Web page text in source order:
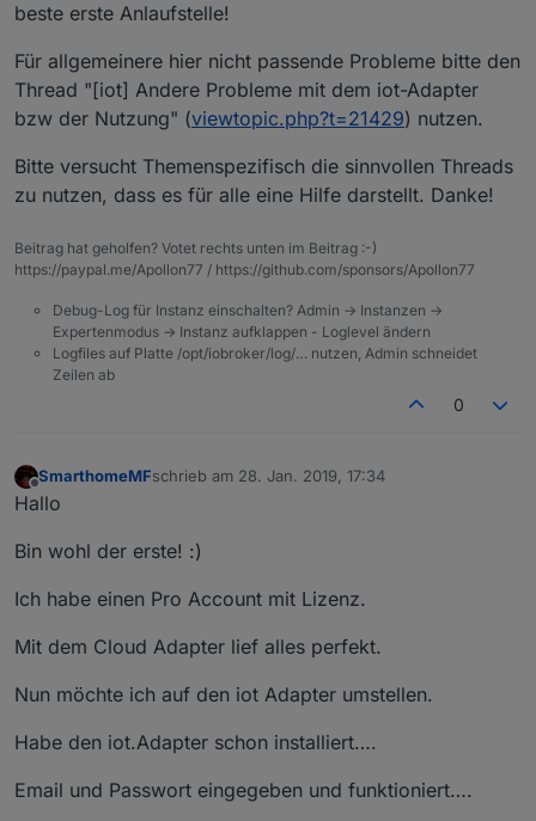
beste erste Anlaufstelle!
Für allgemeinere hier nicht passende Probleme bitte den
Thread "[iot] Andere Probleme mit dem iot-Adapter
bzw der Nutzung" (viewtopic.php?t=21429) nutzen.
Bitte versucht Themenspezifisch die sinnvollen Threads
zu nutzen, dass es für alle eine Hilfe darstellt. Danke!
Beitrag hat geholfen? Votet rechts unten im Beitrag :-)
https://paypal.me/Apollon77 / https://github.com/sponsors/Apollon77
Debug-Log für Instanz einschalten? Admin -> Instanzen ->
Expertenmodus -> Instanz aufklappen - Loglevel ändern
Logfiles auf Platte /opt/iobroker/log/… nutzen, Admin schneidet
Zeilen ab
0
Offline
SmarthomeMFschrieb am 28. Jan. 2019, 17:34
zuletzt editiert von
Hallo
Bin wohl der erste! :)
Ich habe einen Pro Account mit Lizenz.
Mit dem Cloud Adapter lief alles perfekt.
Nun möchte ich auf den iot Adapter umstellen.
Habe den iot.Adapter schon installiert….
Email und Passwort eingegeben und funktioniert….